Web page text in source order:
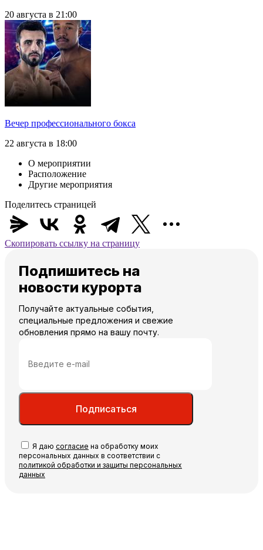
20 августа в 21:00
Вечер профессионального бокса
22 августа в 18:00
О мероприятии
Расположение
Другие мероприятия
Поделитесь страницей
Скопировать ссылку на страницу
Подпишитесь на
новости курорта
Получайте актуальные события,
специальные предложения и свежие
обновления прямо на вашу почту.
Подписаться
Я даю согласие на обработку моих
персональных данных в соответствии с
политикой обработки и защиты персональных
данных